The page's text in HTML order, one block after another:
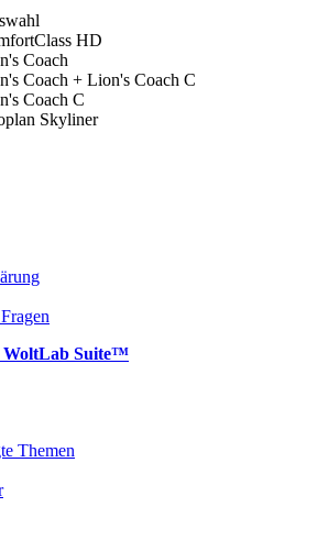
HD
Coach
Coach + Lion's Coach C
Coach C
Skyliner
WoltLab Suite™
Themen